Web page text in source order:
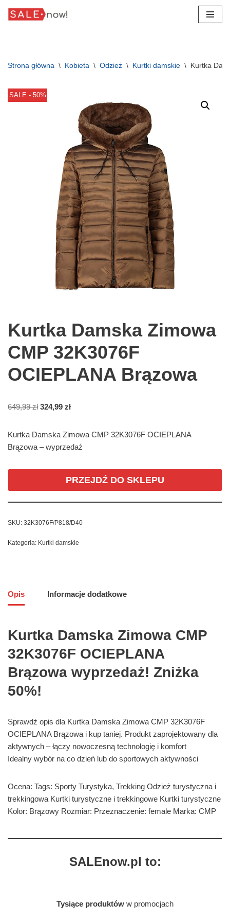
Strona główna \ Kobieta \ Odzież \ Kurtki damskie \ Kurtka
SALE - 50%
Kurtka Damska Zimowa
CMP 32K3076F
OCIEPLANA Brązowa
649,99zł 324,99 zł
Kurtka Damska Zimowa CMP 32K3076F OCIEPLANA
Brązowa – wyprzedaż
PRZEJDŹ DO SKLEPU
SKU: 32K3076F/P818/D40
Kategoria: Kurtki damskie
Opis Informacje dodatkowe
Kurtka Damska Zimowa CMP
32K3076F OCIEPLANA
Brązowa wyprzedaż! Zniżka
50%!
Sprawdź opis dla Kurtka Damska Zimowa CMP 32K3076F
OCIEPLANA Brązowa i kup taniej. Produkt zaprojektowany dla
aktywnych – łączy nowoczesną technologię i komfort
Idealny wybór na co dzień lub do sportowych aktywności
Ocena: Tags: Sporty Turystyka, Trekking Odzież turystyczna i
trekkingowa Kurtki turystyczne i trekkingowe Kurtki turystyczne
Kolor: Brązowy Rozmiar: Przeznaczenie: female Marka: CMP
SALEnow.pl to:
Tysiące produktów w promocjach